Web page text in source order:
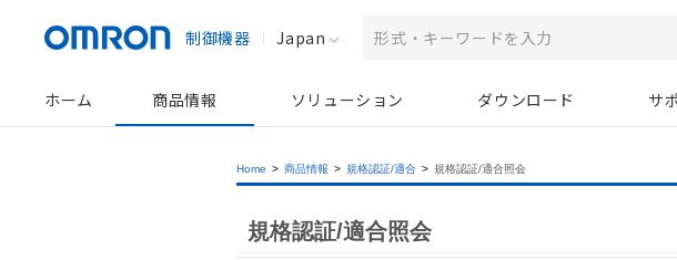
制御機器 Japan
ホーム 商品情報 ソリューション ダウンロード サ
Home > 商品情報 > 規格認証/適合 > 規格認証/適合照会
規格認証/適合照会